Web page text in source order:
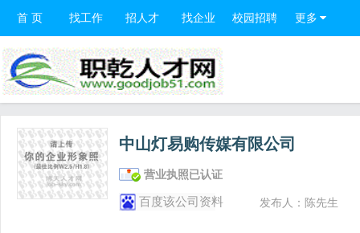
首 页 找工作 招人才 找企业 校园招聘 更多
中山灯易购传媒有限公司
营业执照已认证
百度该公司资料 发布人：陈先生